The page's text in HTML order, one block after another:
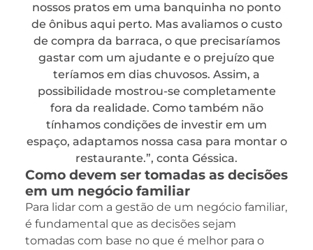
nossos pratos em uma banquinha no ponto
de ônibus aqui perto. Mas avaliamos o custo
de compra da barraca, o que precisaríamos
gastar com um ajudante e o prejuízo que
teríamos em dias chuvosos. Assim, a
possibilidade mostrou-se completamente
fora da realidade. Como também não
tínhamos condições de investir em um
espaço, adaptamos nossa casa para montar o
restaurante.”, conta Géssica.
Como devem ser tomadas as decisões
em um negócio familiar
Para lidar com a gestão de um negócio familiar,
é fundamental que as decisões sejam
tomadas com base no que é melhor para o